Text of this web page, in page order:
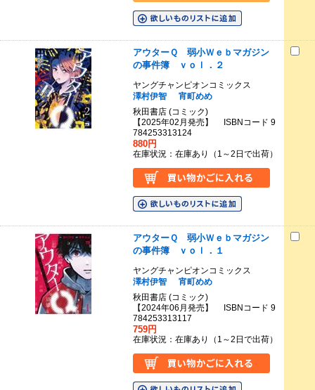
アウターＱ 弱小Ｗｅｂマガジン
の事件簿 ｖｏｌ．２
ヤングチャンピオンコミックス
澤村伊智
宵町めめ
秋田書店 (コミック)
【2025年02月発売】 ISBNコード 9
784253313124
880円
在庫状況：在庫あり（1～2日で出荷）
アウターＱ 弱小Ｗｅｂマガジン
の事件簿 ｖｏｌ．１
ヤングチャンピオンコミックス
澤村伊智
宵町めめ
秋田書店 (コミック)
【2024年06月発売】 ISBNコード 9
784253313117
759円
在庫状況：在庫あり（1～2日で出荷）